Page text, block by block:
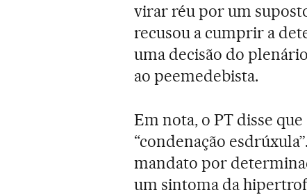
virar réu por um
recusou a cumprir a
uma decisão do
ao peemedebista.
Em nota, o PT disse
“condenação
mandato por
um sintoma da